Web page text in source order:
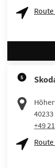
5
40233
+49